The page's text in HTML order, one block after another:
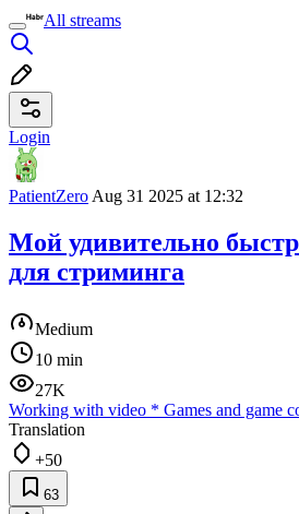
All streams
Login
PatientZero Aug 31 2025 at 12:32
Мой удивительно
для стриминга
Medium
10 min
27K
Working with video * Games and game
Translation
+50
63